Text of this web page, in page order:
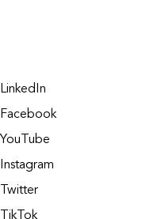
LinkedIn
Facebook
YouTube
Instagram
Twitter
TikTok